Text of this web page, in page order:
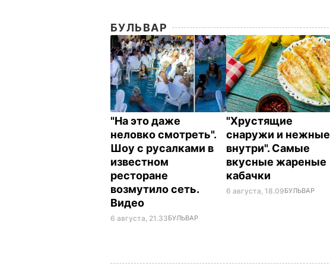
БУЛЬВАР
"На это даже
неловко смотреть".
Шоу с русалками в
известном
ресторане
возмутило сеть.
Видео
6 августа, 21.33БУЛЬВАР
"Хрустящие
снаружи и нежные
внутри". Самые
вкусные жареные
кабачки
6 августа, 18.09БУЛЬВАР